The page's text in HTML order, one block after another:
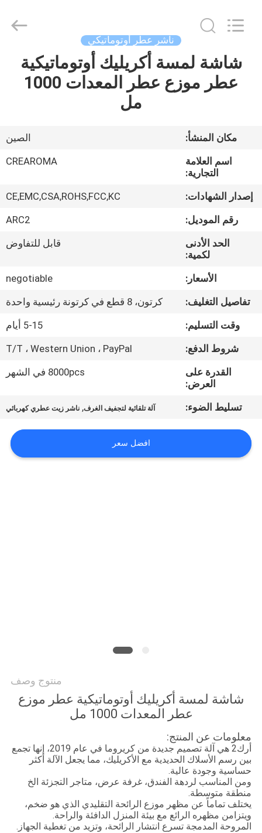
منزل،
بيت
أشرطة
عرض
الواقع
الافتراضي
معلومات
عنا
جولة
المعمل
مراقبة
الجودة
سياسة
الخصوصية
Market.
ناشر عطر أوتوماتيكي
شاشة لمسة أكريليك أوتوماتيكية
عطر موزع عطر المعدات 1000
مل
مكان المنشأ:
الصين
اسم العلامة
التجارية:
CREAROMA
إصدار الشهادات:
CE,EMC,CSA,ROHS,FCC,KC
رقم الموديل:
ARC2
الحد الأدنى
لكمية:
قابل للتفاوض
الأسعار:
negotiable
تفاصيل التغليف:
كرتون، 8 قطع في كرتونة رئيسية واحدة
وقت التسليم:
5-15 أيام
شروط الدفع:
T/T ، Western Union ، PayPal
القدرة على
العرض:
8000pcs في الشهر
تسليط الضوء: آلة تلقائية لتجفيف الغرف, ناشر زيت عطري كهربائي
افضل سعر
منتوج وصف
شاشة لمسة أكريليك أوتوماتيكية عطر موزع
عطر المعدات 1000 مل
معلومات عن المنتج:
أرك2 هي آلة تصميم جديدة من كريروما في عام 2019، إنها تجمع
بين رسم الأسلاك الحديدية مع الأكريليك، مما يجعل الآلة أكثر
حساسية وجودة عالية.
ومن المناسب لردهة الفندق، غرفة عرض، متاجر التجزئة الخ
منطقة متوسطة.
يختلف تماماً عن مظهر موزع الرائحة التقليدي الذي هو ضخم،
ويتزامن مظهره الرائع مع بيئة المنزل الدافئة والراحة.
المروحة المدمجة تسرع انتشار الرائحة، وتزيد من تغطية الجهاز.